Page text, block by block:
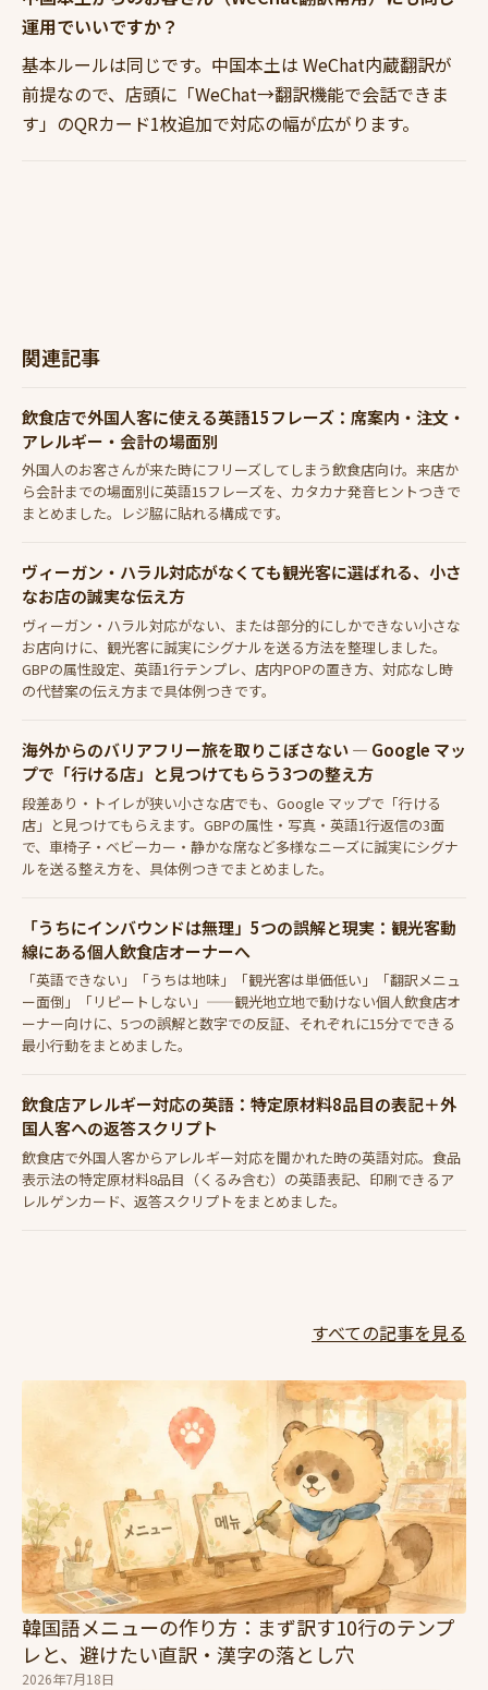
運用でいいですか？
基本ルールは同じです。中国本土は WeChat内蔵翻訳が
前提なので、店頭に「WeChat→翻訳機能で会話できま
す」のQRカード1枚追加で対応の幅が広がります。
関連記事
飲食店で外国人客に使える英語15フレーズ：席案内・注文・
アレルギー・会計の場面別
外国人のお客さんが来た時にフリーズしてしまう飲食店向け。来店か
ら会計までの場面別に英語15フレーズを、カタカナ発音ヒントつきで
まとめました。レジ脇に貼れる構成です。
ヴィーガン・ハラル対応がなくても観光客に選ばれる、小さ
なお店の誠実な伝え方
ヴィーガン・ハラル対応がない、または部分的にしかできない小さな
お店向けに、観光客に誠実にシグナルを送る方法を整理しました。
GBPの属性設定、英語1行テンプレ、店内POPの置き方、対応なし時
の代替案の伝え方まで具体例つきです。
海外からのバリアフリー旅を取りこぼさない — Google マッ
プで「行ける店」と見つけてもらう3つの整え方
段差あり・トイレが狭い小さな店でも、Google マップで「行ける
店」と見つけてもらえます。GBPの属性・写真・英語1行返信の3面
で、車椅子・ベビーカー・静かな席など多様なニーズに誠実にシグナ
ルを送る整え方を、具体例つきでまとめました。
「うちにインバウンドは無理」5つの誤解と現実：観光客動
線にある個人飲食店オーナーへ
「英語できない」「うちは地味」「観光客は単価低い」「翻訳メニュ
ー面倒」「リピートしない」——観光地立地で動けない個人飲食店オ
ーナー向けに、5つの誤解と数字での反証、それぞれに15分でできる
最小行動をまとめました。
飲食店アレルギー対応の英語：特定原材料8品目の表記＋外
国人客への返答スクリプト
飲食店で外国人客からアレルギー対応を聞かれた時の英語対応。食品
表示法の特定原材料8品目（くるみ含む）の英語表記、印刷できるア
レルゲンカード、返答スクリプトをまとめました。
すべての記事を見る
韓国語メニューの作り方：まず訳す10行のテンプ
レと、避けたい直訳・漢字の落とし穴
2026年7月18日